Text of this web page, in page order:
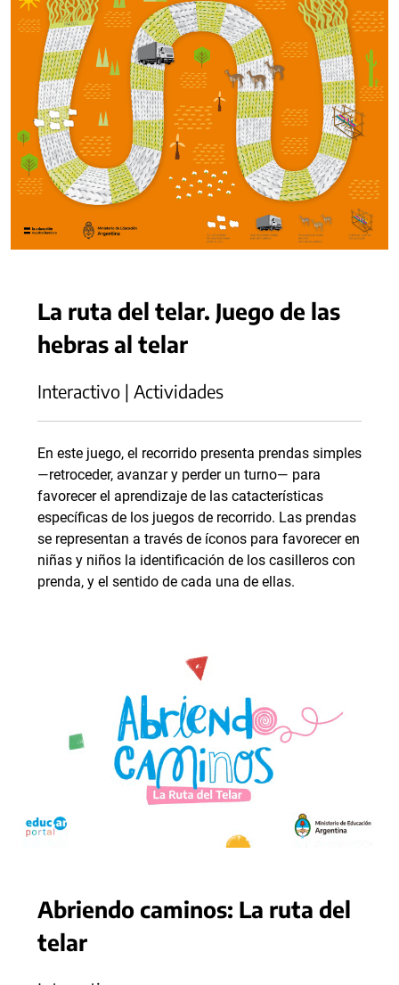
La ruta del telar. Juego de las
hebras al telar
Interactivo | Actividades
En este juego, el recorrido presenta prendas simples
—retroceder, avanzar y perder un turno— para
favorecer el aprendizaje de las catacterísticas
específicas de los juegos de recorrido. Las prendas
se representan a través de íconos para favorecer en
niñas y niños la identificación de los casilleros con
prenda, y el sentido de cada una de ellas.
Abriendo caminos: La ruta del
telar